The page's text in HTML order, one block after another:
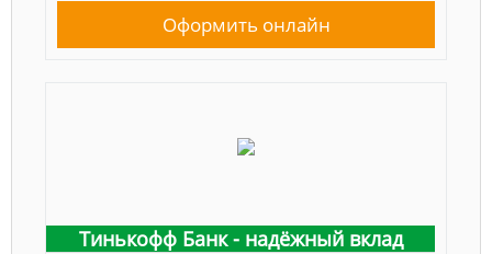
Оформить онлайн
Тинькофф Банк - надёжный вклад